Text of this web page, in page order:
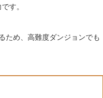
す。
ため、高難度ダンジョンでも